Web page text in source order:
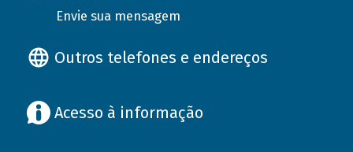
Envie sua mensagem
Outros telefones e endereços
Acesso à informação